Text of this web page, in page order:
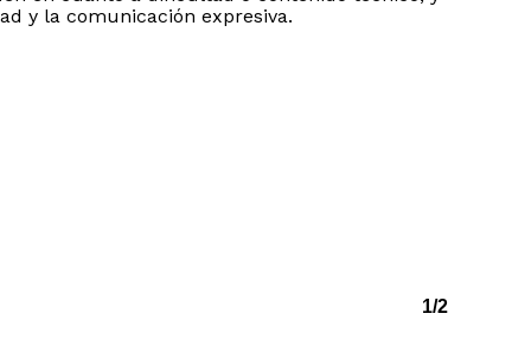
y la comunicación expresiva.
1/2